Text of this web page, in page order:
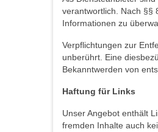
verantwortlich. Nach §§
Informationen zu
Verpflichtungen zur
unberührt. Eine
Bekanntwerden von
Haftung für Links
Unser Angebot enthält
fremden Inhalte auch